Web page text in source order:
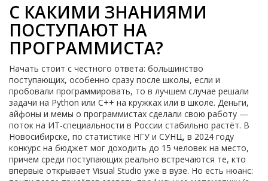
С КАКИМИ ЗНАНИЯМИ
ПОСТУПАЮТ НА
ПРОГРАММИСТА?
Начать стоит с честного ответа: большинство
поступающих, особенно сразу после школы, если и
пробовали программировать, то в лучшем случае решали
задачи на Python или С++ на кружках или в школе. Деньги,
айфоны и мемы о программистах сделали свою работу —
поток на ИТ-специальности в России стабильно растёт. В
Новосибирске, по статистике НГУ и СУНЦ, в 2024 году
конкурс на бюджет мог доходить до 15 человек на место,
причем среди поступающих реально встречаются те, кто
впервые открывает Visual Studio уже в вузе. Но есть нюанс: